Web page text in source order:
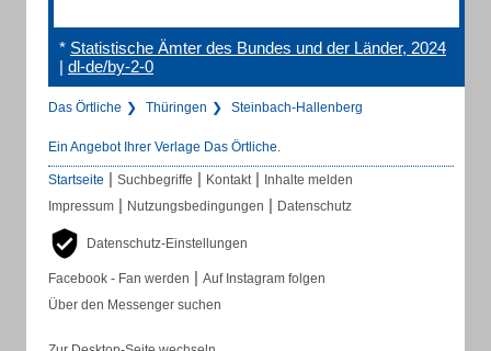
* Statistische Ämter des Bundes und der Länder, 2024
| dl-de/by-2-0
Das Örtliche Thüringen Steinbach-Hallenberg
Ein Angebot Ihrer Verlage Das Örtliche.
Startseite | Suchbegriffe | Kontakt | Inhalte melden
Impressum | Nutzungsbedingungen | Datenschutz
Datenschutz-Einstellungen
Facebook - Fan werden | Auf Instagram folgen
Über den Messenger suchen